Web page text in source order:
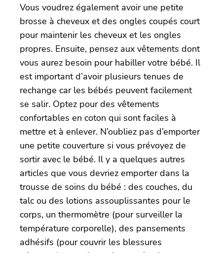
Vous voudrez également avoir une petite
brosse à cheveux et des ongles coupés court
pour maintenir les cheveux et les ongles
propres. Ensuite, pensez aux vêtements dont
vous aurez besoin pour habiller votre bébé. Il
est important d’avoir plusieurs tenues de
rechange car les bébés peuvent facilement
se salir. Optez pour des vêtements
confortables en coton qui sont faciles à
mettre et à enlever. N’oubliez pas d’emporter
une petite couverture si vous prévoyez de
sortir avec le bébé. Il y a quelques autres
articles que vous devriez emporter dans la
trousse de soins du bébé : des couches, du
talc ou des lotions assouplissantes pour le
corps, un thermomètre (pour surveiller la
température corporelle), des pansements
adhésifs (pour couvrir les blessures